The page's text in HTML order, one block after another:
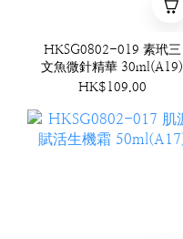
HKSG0802-019 素玳三
文魚微針精華 30ml(A19)
HK$109.00